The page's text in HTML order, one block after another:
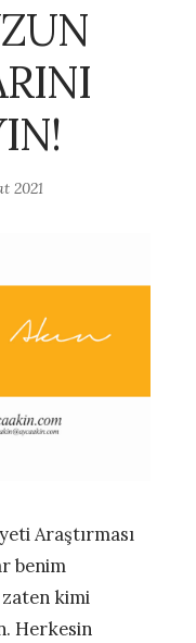
2021
Araştırması
benim
kimi
Herkesin